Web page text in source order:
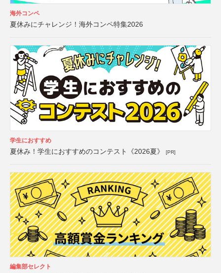
海外コンペ
夏休みにチャレンジ！海外コンペ特集2026
学生におすすめ
夏休み！学生におすすめのコンテスト《2026夏》 [PR]
編集部セレクト